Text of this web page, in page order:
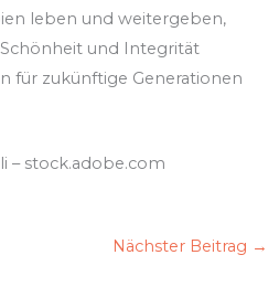
leben und weitergeben,
und Integrität
für zukünftige Generationen
– stock.adobe.com
Nächster Beitrag →